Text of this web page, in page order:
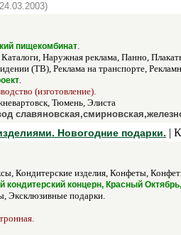
пищекомбинат.
Наружная реклама, Панно,
(ТВ), Реклама на транспорте,
.
(изготовление).
Тюмень, Элиста
Новогодние подарки. |
Кондитерские изделия, Конфеты,
кондитерский концерн, Красный
Эксклюзивные подарки.